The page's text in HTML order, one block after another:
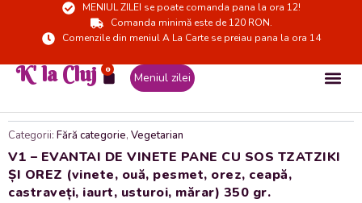
MENIUL ZILEI se poate comanda pana la ora 12!
Comanda minimă este de 120 RON.
Comenzile din meniul A La Carte se preiau pana la ora 14
K' la Cluj 0
Cart Meniul zilei
Categorii: Fără categorie, Vegetarian
V1 – EVANTAI DE VINETE PANE CU SOS TZATZIKI
ȘI OREZ (vinete, ouă, pesmet, orez, ceapă,
castraveți, iaurt, usturoi, mărar) 350 gr.